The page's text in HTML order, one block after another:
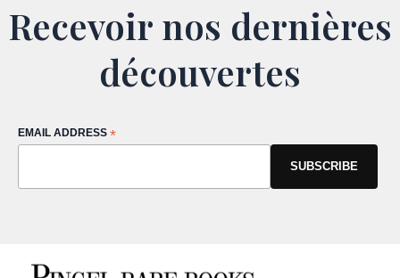
Recevoir nos dernières
découvertes
EMAIL ADDRESS *